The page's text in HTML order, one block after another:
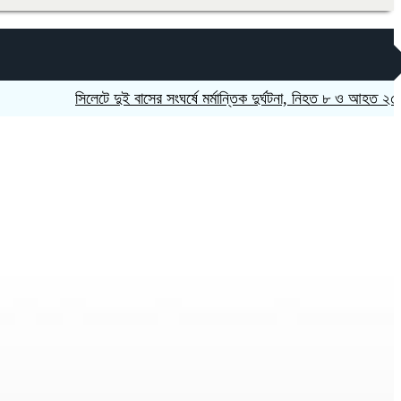
সিলেটে দুই বাসের সংঘর্ষে মর্মান্তিক দুর্ঘটনা, নিহত ৮ ও আহত ২৫